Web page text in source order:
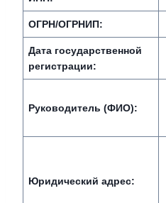
ОГРН/ОГРНИП:
Дата государственной
регистрации:
Руководитель (ФИО):
Юридический адрес: